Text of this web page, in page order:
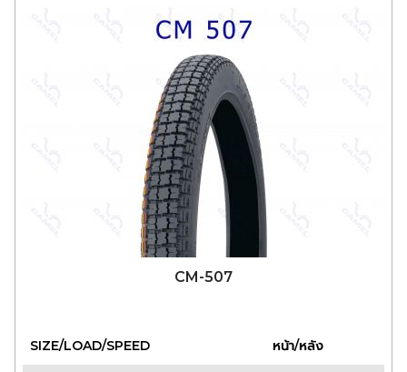
CM-507
SIZE/LOAD/SPEED
หน้า/หลัง